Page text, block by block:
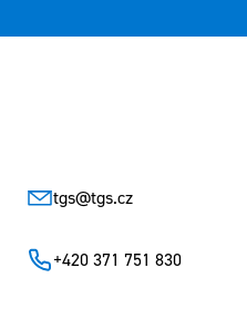
tgs@tgs.cz
+420 371 751 830